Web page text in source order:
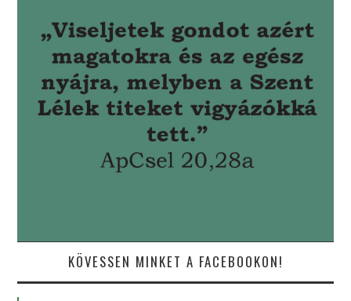
KÖVESSEN MINKET A FACEBOOKON!